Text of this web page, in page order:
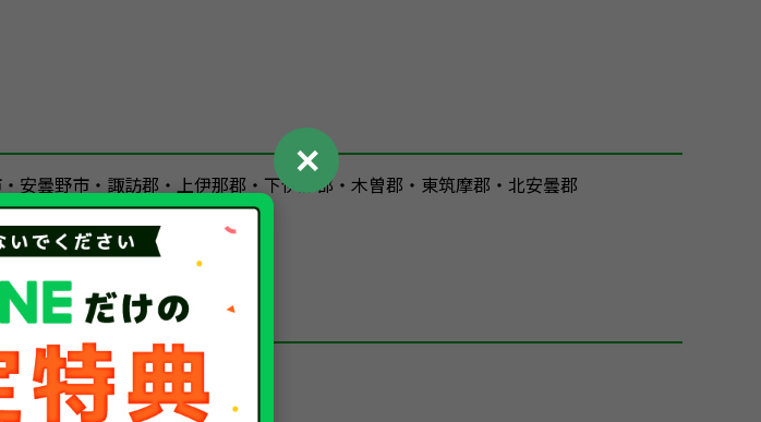
安曇野市・諏訪郡・上伊那郡・下伊那郡・木曽郡・東筑摩郡・北安曇郡
✕